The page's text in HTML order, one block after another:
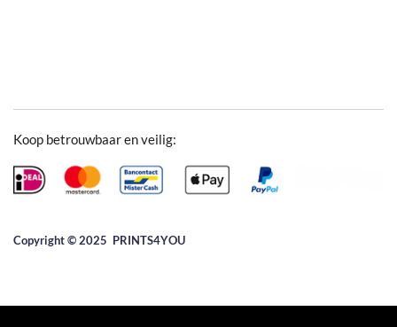
Koop betrouwbaar en veilig:
Copyright © 2025 ​PRINTS4YOU